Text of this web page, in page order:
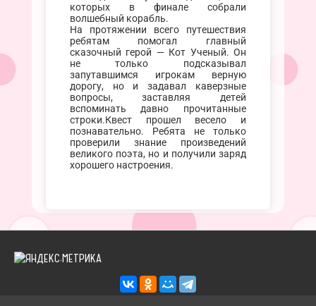
которых в финале собрали
волшебный корабль.
На протяжении всего путешествия
ребятам помогал главный
сказочный герой — Кот Ученый. Он
не только подсказывал
запутавшимся игрокам верную
дорогу, но и задавал каверзные
вопросы, заставляя детей
вспоминать давно прочитанные
строки.Квест прошел весело и
познавательно. Ребята не только
проверили знание произведений
великого поэта, но и получили заряд
хорошего настроения.